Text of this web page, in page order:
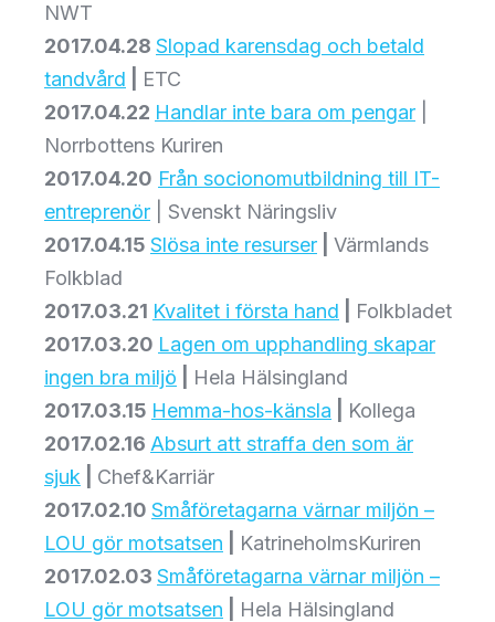
NWT
2017.04.28 Slopad karensdag och betald
tandvård
ETC
2017.04.22 Handlar inte bara om pengar
Norrbottens Kuriren
2017.04.20 Från socionomutbildning till IT-
entreprenör | Svenskt Näringsliv
2017.04.15 Slösa inte resurser
Värmlands
Folkblad
2017.03.21 Kvalitet i första hand
Folkbladet
2017.03.20 Lagen om upphandling skapar
ingen bra miljö
Hela Hälsingland
2017.03.15 Hemma-hos-känsla
Kollega
2017.02.16 Absurt att straffa den som är
sjuk
Chef&Karriär
2017.02.10 Småföretagarna värnar miljön –
LOU gör motsatsen
KatrineholmsKuriren
2017.02.03 Småföretagarna värnar miljön –
LOU gör motsatsen
Hela Hälsingland